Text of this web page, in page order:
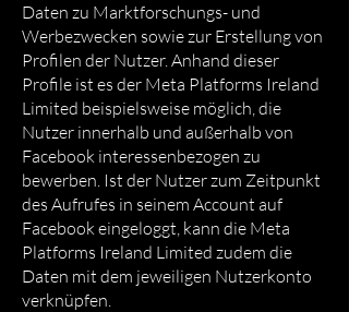
Daten zu Marktforschungs- und
Werbezwecken sowie zur Erstellung von
Profilen der Nutzer. Anhand dieser
Profile ist es der Meta Platforms Ireland
Limited beispielsweise möglich, die
Nutzer innerhalb und außerhalb von
Facebook interessenbezogen zu
bewerben. Ist der Nutzer zum Zeitpunkt
des Aufrufes in seinem Account auf
Facebook eingeloggt, kann die Meta
Platforms Ireland Limited zudem die
Daten mit dem jeweiligen Nutzerkonto
verknüpfen.